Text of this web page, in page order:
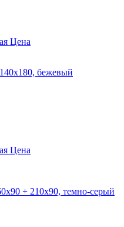
Цена
бежевый
Цена
+ 210x90, темно-серый